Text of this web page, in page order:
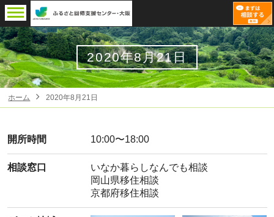
2020年8月21日
ホーム 2020年8月21日
開所時間 10:00〜18:00
相談窓口
いなか暮らしなんでも相談
岡山県移住相談
京都府移住相談